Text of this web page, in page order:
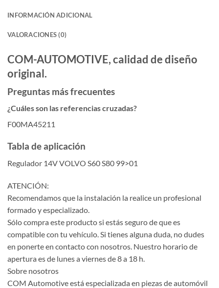
INFORMACIÓN ADICIONAL
VALORACIONES (0)
COM-AUTOMOTIVE, calidad de diseño
original.
Preguntas más frecuentes
¿Cuáles son las referencias cruzadas?
F00MA45211
Tabla de aplicación
Regulador 14V VOLVO S60 S80 99>01
ATENCIÓN:
Recomendamos que la instalación la realice un profesional
formado y especializado.
Sólo compra este producto si estás seguro de que es
compatible con tu vehículo. Si tienes alguna duda, no dudes
en ponerte en contacto con nosotros. Nuestro horario de
apertura es de lunes a viernes de 8 a 18 h.
Sobre nosotros
COM Automotive está especializada en piezas de automóvil